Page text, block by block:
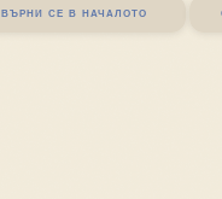
върни се в началото